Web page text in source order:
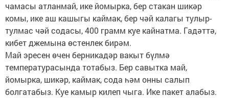
чамасы атланмай, ике йомырка, бер стакан шикәр
комы, ике аш кашыгы каймак, бер чәй калагы тулыр-
тулмас чәй содасы, 400 грамм куе кайнатма. Гадәттә,
кибет джемына өстенлек бирәм.
Май эресен өчен берникадәр вакыт бүлмә
температурасында тотабыз. Бер савытка май,
йомырка, шикәр, каймак, сода һәм онны салып
болгатабыз. Куе камыр килеп чыга. Ике пакет алабыз.